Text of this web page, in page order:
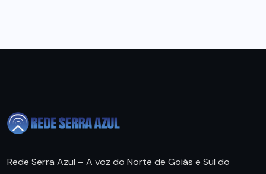
Rede Serra Azul – A voz do Norte de Goiás e Sul do